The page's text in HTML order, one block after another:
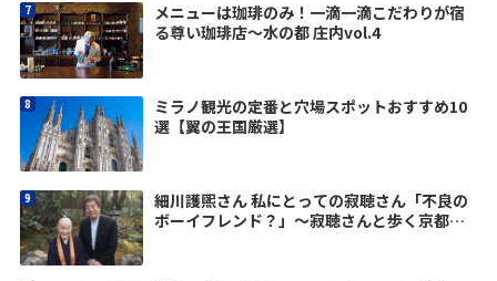
メニューは珈琲のみ！一滴一滴こだわりが宿
る尊い珈琲店～水の都 庄内vol.4
ミラノ観光の定番と穴場スポットおすすめ10
選【翼の王国厳選】
細川護煕さん 私にとっての寂聴さん「不良の
ボーイフレンド？」〜寂聴さんと歩く京都